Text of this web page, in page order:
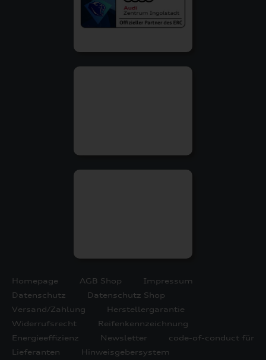
Homepage AGB Shop
Impressum
Datenschutz
Datenschutz Shop
Versand/Zahlung
Herstellergarantie
Widerrufsrecht
Reifenkennzeichnung
Energieeffizienz
Newsletter
code-of-conduct für
Lieferanten
Hinweisgebersystem